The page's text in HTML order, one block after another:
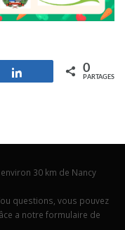
Partagez 0
PARTAGES
30 km de Nancy
questions, vous pouvez
a notre formulaire de